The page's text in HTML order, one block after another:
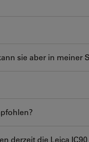
sie aber in meiner
derzeit die Leica IC90